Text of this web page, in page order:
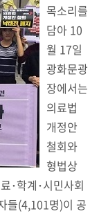
목소리를
담아 10
월 17일
광화문광
장에서는
의료법
개정안
철회와
형법상
･학계･시민사회
들(4,101명)이 공